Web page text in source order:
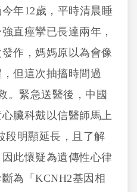
年12歲，平時清晨睡
直痙攣已長達兩年，
作，媽媽原以為會像
但這次抽搐時間過
。緊急送醫後，中國
臟科戴以信醫師馬上
段明顯延長，且了解
此懷疑為遺傳性心律
為「KCNH2基因相